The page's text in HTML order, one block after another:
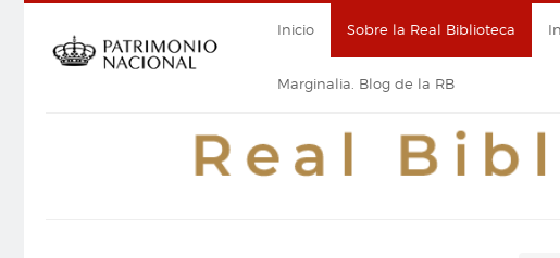
contenido
Navegación
principal
Inicio Sobre la Real Biblioteca
Marginalia. Blog de la RB